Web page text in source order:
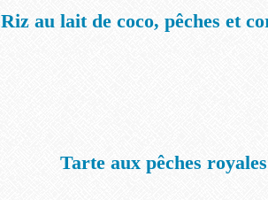
Riz au lait de coco, pêches et
Tarte aux pêches royales